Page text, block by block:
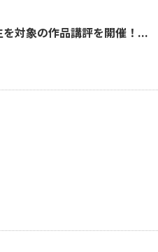
対象の作品講評を開催！...